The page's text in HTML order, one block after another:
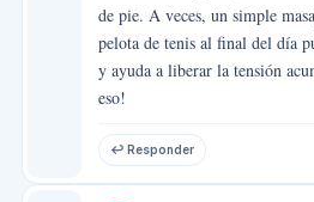
de pie. A veces, un simple
pelota de tenis al final del día
y ayuda a liberar la tensión
eso!
↩ Responder